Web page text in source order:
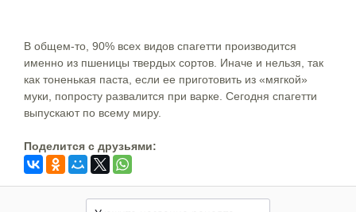
В общем-то, 90% всех видов спагетти производится
именно из пшеницы твердых сортов. Иначе и нельзя, так
как тоненькая паста, если ее приготовить из «мягкой»
муки, попросту развалится при варке. Сегодня спагетти
выпускают по всему миру.
Поделится c друзьями: